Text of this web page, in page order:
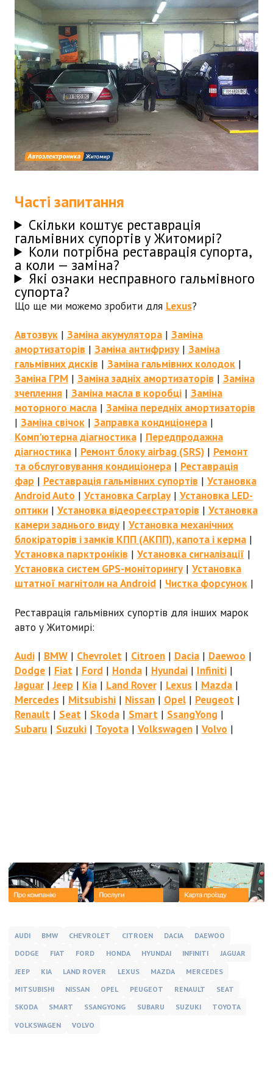
Часті запитання
Скільки коштує реставрація
гальмівних супортів у Житомирі?
Коли потрібна реставрація супорта,
а коли — заміна?
Які ознаки несправного гальмівного
супорта?
Що ще ми можемо зробити для Lexus?
Автозвук| Заміна акумулятора| Заміна
амортизаторів | Заміна антифризу| Заміна
гальмівних дисків | Заміна гальмівних колодок|
Заміна ГРМ | Заміна задніх амортизаторів | Заміна
зчеплення | Заміна масла в коробці| Заміна
моторного масла| Заміна передніх амортизаторів
| Заміна свічок| Заправка кондиціонера|
Комп'ютерна діагностика| Передпродажна
діагностика| Ремонт блоку airbag (SRS)| Ремонт
та обслуговування кондиціонера| Реставрація
фар | Реставрація гальмівних супортів | Установка
Android Auto | Установка Carplay| Установка LED-
оптики| Установка відеореєстраторів | Установка
камери заднього виду| Установка механічних
блокіраторів і замків КПП (АКПП), капота і керма|
Установка парктроніків | Установка сигналізації |
Установка систем GPS-моніторингу| Установка
штатної магнітоли на Android| Чистка форсунок|
Реставрація гальмівних супортів для інших марок
авто у Житомирі:
Audi| BMW| Chevrolet| Citroen| Dacia| Daewoo |
Dodge| Fiat| Ford| Honda| Hyundai| Infiniti|
Jaguar|Jeep | Kia| Land Rover| Lexus| Mazda|
Mercedes| Mitsubishi| Nissan| Opel| Peugeot|
Renault| Seat| Skoda| Smart| SsangYong |
Subaru| Suzuki| Toyota| Volkswagen| Volvo |
AUDI BMW CHEVROLET CITROEN DACIA
DAEWOO
DODGE
FIAT FORD HONDA HYUNDAI INFINITI
JAGUAR
JEEP
KIA LAND ROVER LEXUS MAZDA
MERCEDES
MITSUBISHI
NISSAN OPEL PEUGEOT RENAULT
SEAT
SKODA
SMART SSANGYONG SUBARU SUZUKI
TOYOTA
VOLKSWAGEN
VOLVO